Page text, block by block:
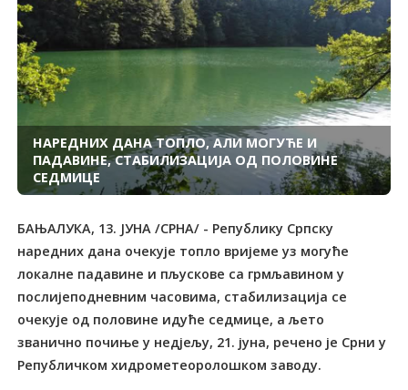
НАРЕДНИХ ДАНА ТОПЛО, АЛИ МОГУЋЕ И
ПАДАВИНЕ, СТАБИЛИЗАЦИЈА ОД ПОЛОВИНЕ
СЕДМИЦЕ
БАЊАЛУКА, 13. ЈУНА /СРНА/ - Републику Српску
наредних дана очекује топло вријеме уз могуће
локалне падавине и пљускове са грмљавином у
послијеподневним часовима, стабилизација се
очекује од половине идуће седмице, а љето
званично почиње у недјељу, 21. јуна, речено је Срни у
Републичком хидрометеоролошком заводу.